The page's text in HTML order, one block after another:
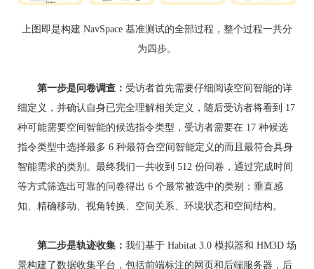
上图即是构建 NavSpace 基准测试的全部过程，整个过程一共分
为四步。
第一步是问卷调查： 受访者首先需要仔细阅读空间智能的详
细定义，并确认自身已完全理解相关定义，随后受访者将看到 17
种可能需要空间智能的候选指令类型，受访者需要在 17 种候选
指令类型中选择最多 6 种最符合空间智能定义的而且最符合具身
智能需求的类别。最终我们一共收到 512 份问卷，通过完成时间
等方式筛选出可靠的问卷得出 6 个最常被选中的类别：垂直感
知、精确移动、视角转换、空间关系、环境状态和空间结构。
第二步是轨迹收集： 我们基于 Habitat 3.0 模拟器和 HM3D 场
景构建了数据收集平台，包括前端标注的网页和后端服务器，后